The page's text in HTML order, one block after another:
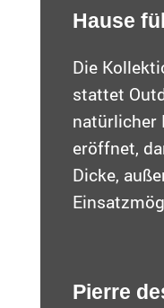
Hause
Die
stattet
natürlicher
eröffnet,
Dicke,
Pierre